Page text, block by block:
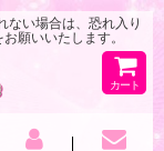
い場合は、恐れ入り
願いいたします。
カート